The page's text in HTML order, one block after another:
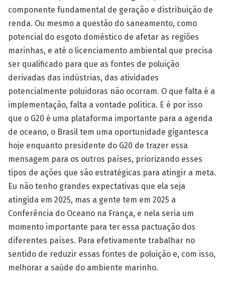
componente fundamental de geração e distribuição de
renda. Ou mesmo a questão do saneamento, como
potencial do esgoto doméstico de afetar as regiões
marinhas, e até o licenciamento ambiental que precisa
ser qualificado para que as fontes de poluição
derivadas das indústrias, das atividades
potencialmente poluidoras não ocorram. O que falta é a
implementação, falta a vontade política. E é por isso
que o G20 é uma plataforma importante para a agenda
de oceano, o Brasil tem uma oportunidade gigantesca
hoje enquanto presidente do G20 de trazer essa
mensagem para os outros países, priorizando esses
tipos de ações que são estratégicas para atingir a meta.
Eu não tenho grandes expectativas que ela seja
atingida em 2025, mas a gente tem em 2025 a
Conferência do Oceano na França, e nela seria um
momento importante para ter essa pactuação dos
diferentes países. Para efetivamente trabalhar no
sentido de reduzir essas fontes de poluição e, com isso,
melhorar a saúde do ambiente marinho.